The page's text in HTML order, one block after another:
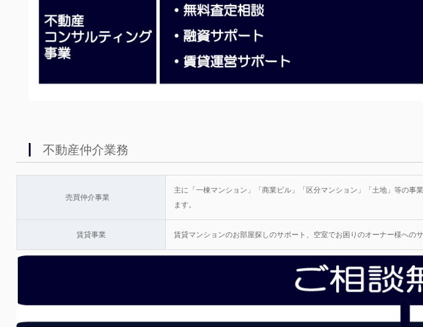
不動産仲介業務
売買仲介事業
主に「一棟マンション」「商業ビル」「区分マンション」「土地」等の
ます。
賃貸事業 賃貸マンションのお部屋探しのサポート、空室でお困りのオーナー様への